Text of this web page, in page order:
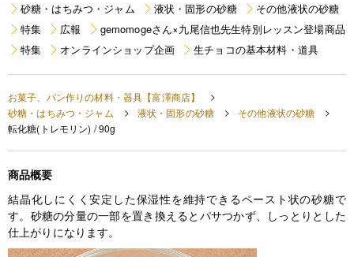
砂糖・はちみつ・ジャム 液状・固形の砂糖
その他液状の砂糖
特集
広報
gemomogeさん×九尾信也先生特別レッスン登場商品
特集
オンラインショップ企画 生チョコの基本材料・道具
お菓子、パン作りの材料・器具【富澤商店】
砂糖・はちみつ・ジャム
液状・固形の砂糖
その他液状の砂糖
転化糖(トレモリン) / 90g
商品概要
結晶化しにくく安定した保湿性を維持できるペースト状の砂糖で
す。砂糖の分量の一部を置き換えるとパサつかず、しっとりとした
仕上がりになります。